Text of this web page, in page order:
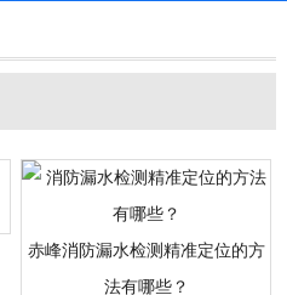
赤峰消防漏水检测精准定位的方
法有哪些？